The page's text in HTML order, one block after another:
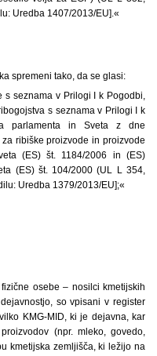
Uredba 1407/2013/EU].«
spremeni tako, da se glasi:
s seznama v Prilogi I k Pogodbi,
s seznama v Prilogi I k
parlamenta in Sveta z dne
ribiške proizvode in proizvode
(ES) št. 1184/2006 in (ES)
(ES) št. 104/2000 (UL L 354,
Uredba 1379/2013/EU];«
osebe – nosilci kmetijskih
so vpisani v register
KMG-MID, ki je dejavna, kar
(npr. mleko, govedo,
kmetijska zemljišča, ki ležijo na